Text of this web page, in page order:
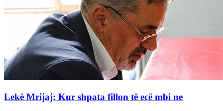
Lekë Mrijaj: Kur shpata fillon të ecë mbi ne